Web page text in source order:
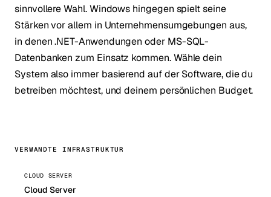
sinnvollere Wahl. Windows hingegen spielt seine
Stärken vor allem in Unternehmensumgebungen aus,
in denen .NET-Anwendungen oder MS-SQL-
Datenbanken zum Einsatz kommen. Wähle dein
System also immer basierend auf der Software, die du
betreiben möchtest, und deinem persönlichen Budget.
VERWANDTE INFRASTRUKTUR
CLOUD SERVER
Cloud Server